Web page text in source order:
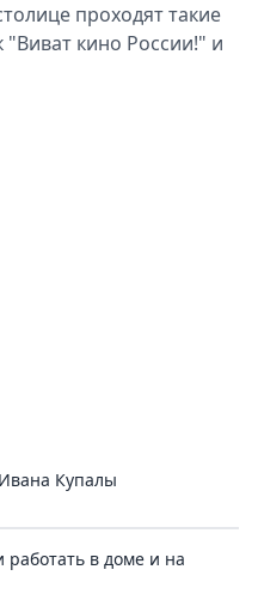
проходят такие
кино России!" и
Купалы
в доме и на